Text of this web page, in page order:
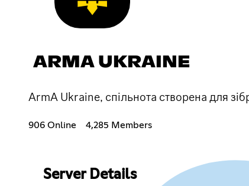
ARMA UKRAINE
ArmA Ukraine, спільнота створена для
906 Online 4,285 Members
Server Details